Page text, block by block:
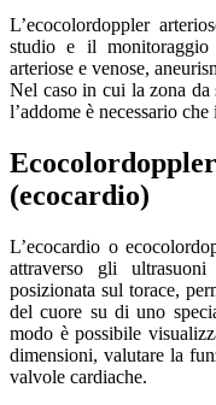
L’ecocolordoppler
studio e il monitoraggio
arteriose e venose,
Nel caso in cui la zona da
l’addome è necessario
(ecocardio)
L’ecocardio o
attraverso gli
posizionata sul torace,
del cuore su di uno
modo è possibile
dimensioni, valutare la
valvole cardiache.